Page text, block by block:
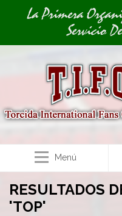
Image 01La Primera
Servicio
Menú
RESULTADOS
'TOP'